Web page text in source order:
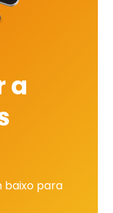
a
baixo para